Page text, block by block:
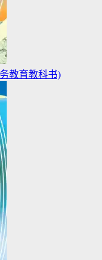
教育教科书)